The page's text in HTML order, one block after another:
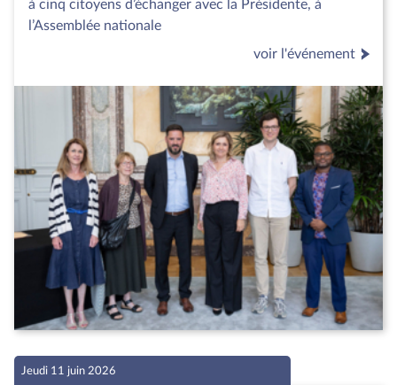
à cinq citoyens d’échanger avec la Présidente, à
l’Assemblée nationale
voir l'événement
Jeudi 11 juin 2026